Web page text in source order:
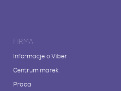
FIRMA
Informacje o Viber
Centrum marek
Praca